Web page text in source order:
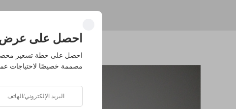
احصل على
احصل على خطة تسعير
مصممة خصيصًا لاحتياجات